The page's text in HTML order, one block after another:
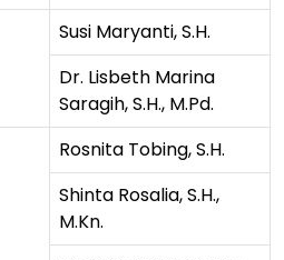
Susi Maryanti, S.H.
Dr. Lisbeth Marina
Saragih, S.H., M.Pd.
Rosnita Tobing, S.H.
Shinta Rosalia, S.H.,
M.Kn.